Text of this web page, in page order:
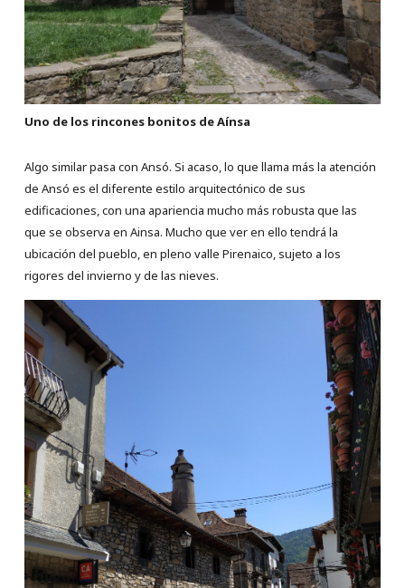
Uno de los rincones bonitos de Aínsa
Algo similar pasa con Ansó. Si acaso, lo que llama más la atención
de Ansó es el diferente estilo arquitectónico de sus
edificaciones, con una apariencia mucho más robusta que las
que se observa en Ainsa. Mucho que ver en ello tendrá la
ubicación del pueblo, en pleno valle Pirenaico, sujeto a los
rigores del invierno y de las nieves.